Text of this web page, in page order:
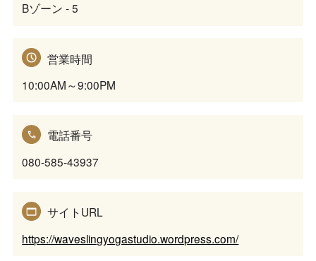
Bゾーン - 5
営業時間
10:00AM～9:00PM
電話番号
080-585-43937
サイトURL
https://waveslingyogastudio.wordpress.com/